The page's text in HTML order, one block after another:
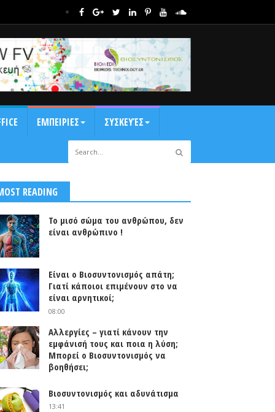
ΕΜΠΕΙΡΙΕΣ ΣΥΣΚΕΥΈΣ
READING
Το μισό σώμα του ανθρώπου, δεν
είναι ανθρώπινο !
Είναι ο Βιοσυντονισμός απάτη;
Γιατί κάποιοι επιμένουν στο να
είναι αρνητικοί;
08:00
Αλλεργίες – γιατί κάνουν την
εμφάνισή τους και ποια η λύση;
Μπορεί ο Βιοσυντονισμός να
βοηθήσει;
Βιοσυντονισμός και αδυνάτισμα
13:41